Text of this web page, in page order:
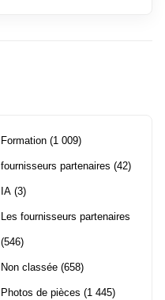
Formation (1 009)
fournisseurs partenaires (42)
IA (3)
Les fournisseurs partenaires
(546)
Non classée (658)
Photos de pièces (1 445)